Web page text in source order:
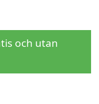
och utan